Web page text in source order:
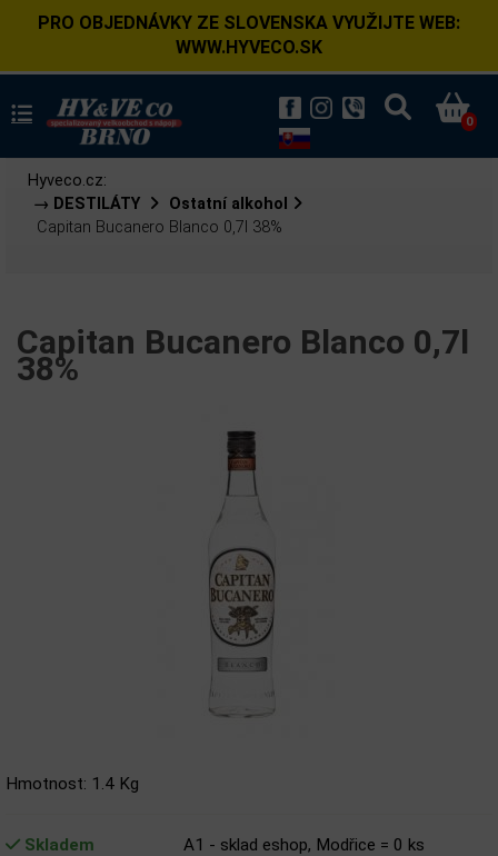
PRO OBJEDNÁVKY ZE SLOVENSKA VYUŽIJTE WEB:
WWW.HYVECO.SK
0
Hyveco.cz:
→ DESTILÁTY
Ostatní alkohol
Capitan Bucanero Blanco 0,7l 38%
Capitan Bucanero Blanco 0,7l
38%
Hmotnost: 1.4 Kg
Skladem
A1 - sklad eshop, Modřice = 0 ks